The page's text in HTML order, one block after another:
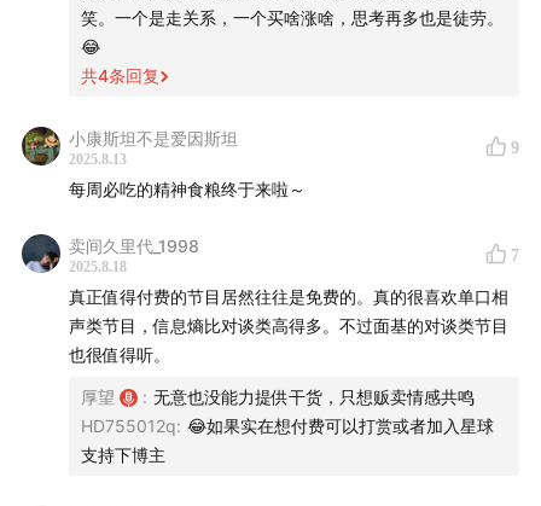
笑。一个是走关系，一个买啥涨啥，思考再多也是徒劳。
😂
共4条回复
小康斯坦不是爱因斯坦
2025.8.13
9
每周必吃的精神食粮终于来啦～
卖间久里代_1998
2025.8.18
7
真正值得付费的节目居然往往是免费的。真的很喜欢单口相
声类节目，信息熵比对谈类高得多。不过面基的对谈类节目
也很值得听。
厚望 : 无意也没能力提供干货，只想贩卖情感共鸣
HD755012q: 😂如果实在想付费可以打赏或者加入星球
支持下博主